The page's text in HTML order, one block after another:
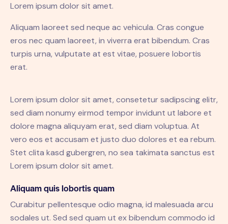
Lorem ipsum dolor sit amet.
Aliquam laoreet sed neque ac vehicula. Cras congue
eros nec quam laoreet, in viverra erat bibendum. Cras
turpis urna, vulputate at est vitae, posuere lobortis
erat.
Lorem ipsum dolor sit amet, consetetur sadipscing elitr,
sed diam nonumy eirmod tempor invidunt ut labore et
dolore magna aliquyam erat, sed diam voluptua. At
vero eos et accusam et justo duo dolores et ea rebum.
Stet clita kasd gubergren, no sea takimata sanctus est
Lorem ipsum dolor sit amet.
Aliquam quis lobortis quam
Curabitur pellentesque odio magna, id malesuada arcu
sodales ut. Sed sed quam ut ex bibendum commodo id